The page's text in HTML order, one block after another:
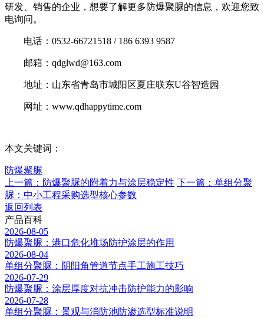
研发、销售的企业，想要了解更多防爆聚脲的信息，欢迎您致
电询问。
电话：0532-66721518 / 186 6393 9587
邮箱：qdglwd@163.com
地址：山东省青岛市城阳区夏庄联东U谷智造园
网址：www.qdhappytime.com
本文关键词：
防爆聚脲
上一篇：防爆聚脲的附着力与涂层稳定性 下一篇：单组分聚
脲：中小工程采购选型核心参数
返回列表
产品百科
2026-08-05
防爆聚脲：港口危化堆场防护涂层的作用
2026-08-04
单组分聚脲：阴阳角管道节点手工施工技巧
2026-07-29
防爆聚脲：涂层厚度对抗冲击防护能力的影响
2026-07-28
单组分聚脲：景观与消防池防渗选型标准说明